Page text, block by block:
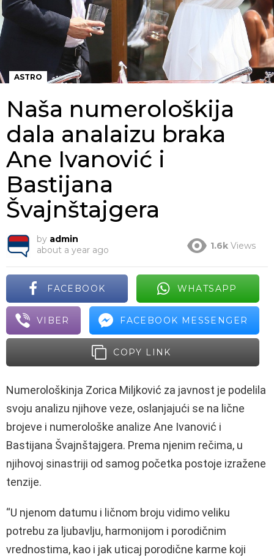
ASTRO
Naša numerološkija
dala analaizu braka
Ane Ivanović i
Bastijana
Švajnštajgera
by admin
about a year ago
1.6k Views
FACEBOOK WHATSAPP
VIBER FACEBOOK MESSENGER
COPY LINK
Numerološkinja Zorica Miljković za javnost je podelila
svoju analizu njihove veze, oslanjajući se na lične
brojeve i numerološke analize Ane Ivanović i
Bastijana Švajnštajgera. Prema njenim rečima, u
njihovoj sinastriji od samog početka postoje izražene
tenzije.
“U njenom datumu i ličnom broju vidimo veliku
potrebu za ljubavlju, harmonijom i porodičnim
vrednostima, kao i jak uticaj porodične karme koji